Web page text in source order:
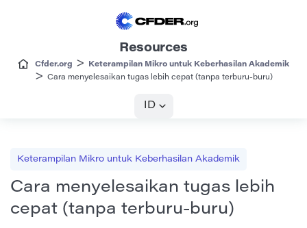
Resources
Cfder.org > Keterampilan Mikro untuk Keberhasilan Akademik
> Cara menyelesaikan tugas lebih cepat (tanpa terburu-buru)
ID
Keterampilan Mikro untuk Keberhasilan Akademik
Cara menyelesaikan tugas lebih
cepat (tanpa terburu-buru)